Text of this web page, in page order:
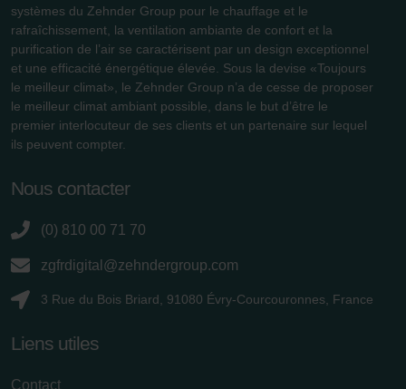
Zehnder Group AG: Data Privacy
Zehnder Group België nv/sa: Déclarations de confidentialité
Zehnder Group Czech Republic s.r.o.: Zásady ochrany
osobních údajů
Zehnder Group France: Protection des données
Zehnder Group Ibérica SAU: Política de privacidad
Zehnder Group Italia S.r.l.: Privacy
Limitet Şirketi: Web Sitesi Çerezleri
Zehnder Group Sales International: Privacy Policy
Zehnder Polska Sp. z o.o.: Oświadczenie o ochronie
danych Zehnder
Zehnder Group UK Limited: Privacy Policy
systèmes du Zehnder Group pour le chauffage et le
rafraîchissement, la ventilation ambiante de confort et la
purification de l’air se caractérisent par un design exceptionnel
et une efficacité énergétique élevée. Sous la devise «Toujours
le meilleur climat», le Zehnder Group n’a de cesse de proposer
le meilleur climat ambiant possible, dans le but d’être le
premier interlocuteur de ses clients et un partenaire sur lequel
ils peuvent compter.
Nous contacter
(0) 810 00 71 70
zgfrdigital@zehndergroup.com
3 Rue du Bois Briard, 91080 Évry-Courcouronnes, France
Liens utiles
Contact